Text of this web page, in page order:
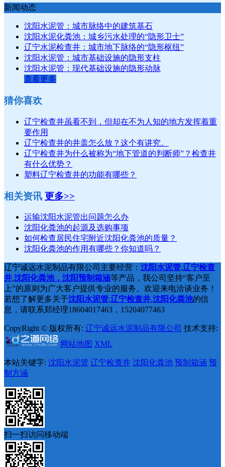
新闻动态
沈阳水泥管：城市脉络中的建筑基石
沈阳水泥化粪池：城乡污水处理的“隐形卫士”
辽宁水泥检查井：城市地下脉络的“隐形枢纽”
沈阳水泥管：城市基础设施的隐形支柱
沈阳水泥管：现代基础设施的隐形动脉
查看更多
猜你喜欢
辽宁检查井虽看不到，但却在不为人知的地方发挥着重
要作用
辽宁检查井的井盖怎么放？这个有讲究。
辽宁检查井为什么被称为“地下管道的判断师”？检查井
有什么优势？
塑料辽宁检查井的功能有哪些？
相关资讯 更多>>
运输沈阳水泥管出问题怎么办
沈阳化粪池的起源及选购事项
如何检查居民住宅附近沈阳化粪池的质量？
沈阳化粪池的作用有哪些？你知道吗？
辽宁诚远水泥制品有限公司主要经营： 沈阳水泥管,辽宁检查
井,沈阳化粪池，沈阳预制箱涵等产品，我公司坚持“客户至
上”的原则为广大客户提供专业的服务。欢迎来电洽谈业务！
若想了解更多关于沈阳水泥管,辽宁检查井,沈阳化粪池的信
息，请联系郑经理18604017463，15204077463
CopyRight © 版权所有: 辽宁诚远水泥制品有限公司 技术支持:
网站地图 XML
本站关键字: 沈阳水泥管 辽宁检查井 沈阳化粪池 预制箱涵 预
制方涵
扫一扫访问移动端